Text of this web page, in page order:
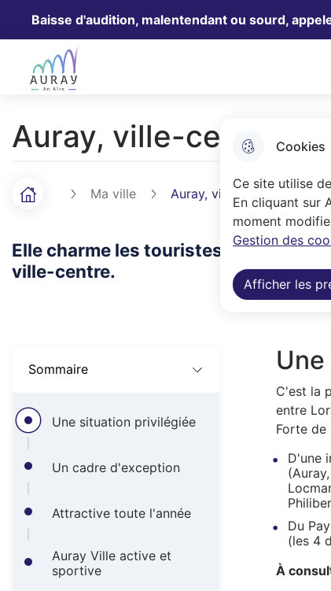
Cookies
Ce site utilise
En cliquant sur
moment
Gestion des
Afficher les
Aller
Baisse d'audition, malentendant ou sourd,
Ville Auray
Auray, ville-centre
F
i
l
i
n
e
Accueil Ma ville Auray, ville-centre
Elle charme les touristes autant que
ville-centre.
Sommaire
Une situation privilégiée
Un cadre d'exception
Attractive toute l'année
Auray Ville active et
sportive
C'est la
entre
Forte de
D'une
Du
(les 4
À